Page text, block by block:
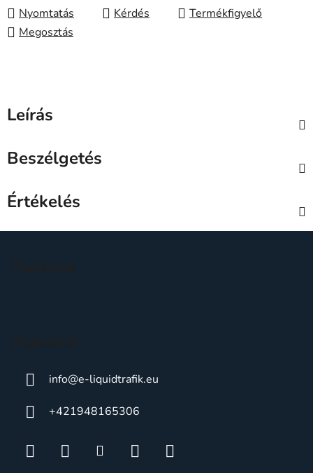
Nyomtatás
Kérdés
Megosztás
Leírás
Beszélgetés
Értékelés
info@e-liquidtrafik.eu
+421948165306